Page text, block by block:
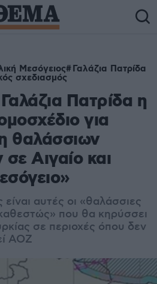
Μεσόγειος Γαλάζια Πατρίδα
σχεδιασμός
Πατρίδα η
για
θαλάσσιων
σε Αιγαίο και
αυτές οι «θαλάσσιες
που θα κηρύσσει
σε περιοχές όπου δεν
ΑΟΖ